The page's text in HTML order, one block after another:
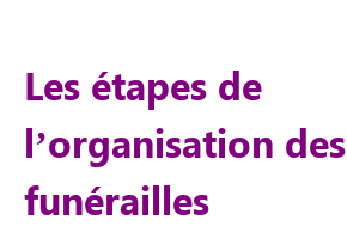
Les étapes de
l’organisation des
funérailles